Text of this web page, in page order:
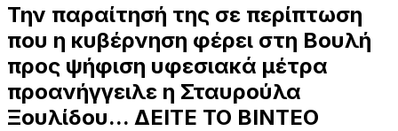
Την παραίτησή της σε περίπτωση
που η κυβέρνηση φέρει στη Βουλή
προς ψήφιση υφεσιακά μέτρα
προανήγγειλε η Σταυρούλα
Ξουλίδου... ΔΕΙΤΕ ΤΟ ΒΙΝΤΕΟ